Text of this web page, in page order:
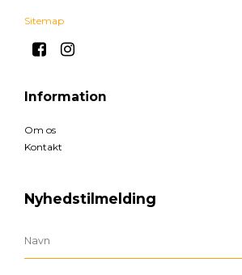
Sitemap
Information
Om os
Kontakt
Nyhedstilmelding